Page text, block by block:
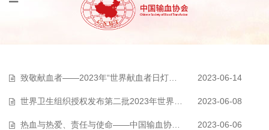
致敬献血者——2023年“世界献血者日灯光秀”直播活动成功举办 2023-06-14
世界卫生组织授权发布第二批2023年世界献血者日中文海报 2023-06-08
热血与热爱、责任与使命——中国输血协会理事长朱永明再次捐献单采血小板… 2023-06-06